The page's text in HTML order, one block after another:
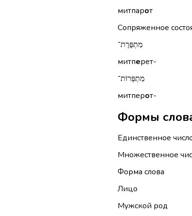
митпарот
Сопряженное
מִתְפֶּרֶת־
митперет-
מִתְפְּרוֹת־
митперот-
Единственное
Множественное
Форма слова
Лицо
Мужской род